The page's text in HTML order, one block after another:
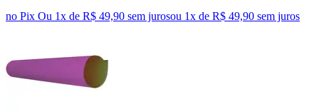
no Pix Ou 1x de R$ 49,90 sem jurosou 1x de R$ 49,90 sem juros